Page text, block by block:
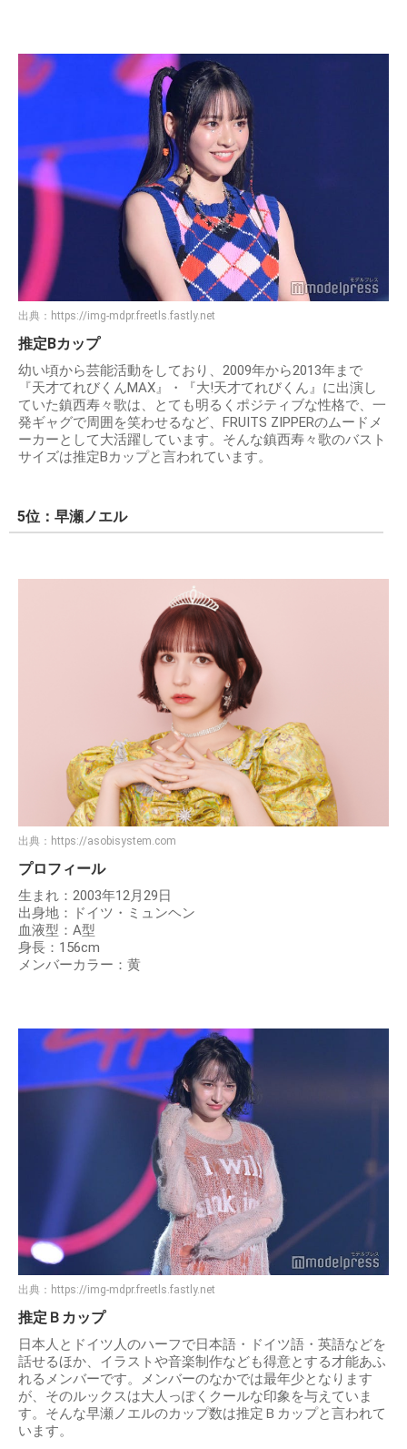
出典： https://img-mdpr.freetls.fastly.net
推定Bカップ
幼い頃から芸能活動をしており、2009年から2013年まで
『天才てれびくんMAX』・『大!天才てれびくん』に出演し
ていた鎮西寿々歌は、とても明るくポジティブな性格で、一
発ギャグで周囲を笑わせるなど、FRUITS ZIPPERのムードメ
ーカーとして大活躍しています。そんな鎮西寿々歌のバスト
サイズは推定Bカップと言われています。
5位：早瀬ノエル
出典： https://asobisystem.com
プロフィール
生まれ：2003年12月29日
出身地：ドイツ・ミュンヘン
血液型：A型
身長：156cm
メンバーカラー：黄
出典： https://img-mdpr.freetls.fastly.net
推定Ｂカップ
日本人とドイツ人のハーフで日本語・ドイツ語・英語などを
話せるほか、イラストや音楽制作なども得意とする才能あふ
れるメンバーです。メンバーのなかでは最年少となります
が、そのルックスは大人っぽくクールな印象を与えていま
す。そんな早瀬ノエルのカップ数は推定Ｂカップと言われて
います。